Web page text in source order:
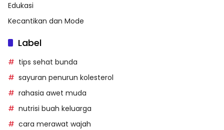
Edukasi
Kecantikan dan Mode
Label
tips sehat bunda
sayuran penurun kolesterol
rahasia awet muda
nutrisi buah keluarga
cara merawat wajah